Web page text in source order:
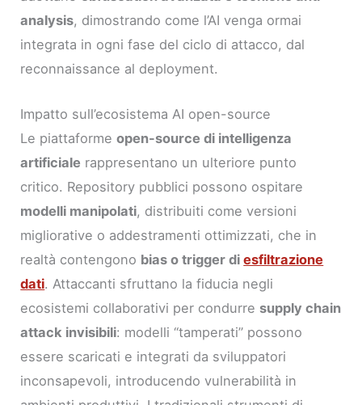
analysis, dimostrando come l’AI venga ormai
integrata in ogni fase del ciclo di attacco, dal
reconnaissance al deployment.
Impatto sull’ecosistema AI open-source
Le piattaformeopen-source di intelligenza
artificiale rappresentano un ulteriore punto
critico. Repository pubblici possono ospitare
modelli manipolati, distribuiti come versioni
migliorative o addestramenti ottimizzati, che in
realtà contengono bias o trigger diesfiltrazione
dati. Attaccanti sfruttano la fiducia negli
ecosistemi collaborativi per condurre supply chain
attack invisibili: modelli “tamperati” possono
essere scaricati e integrati da sviluppatori
inconsapevoli, introducendo vulnerabilità in